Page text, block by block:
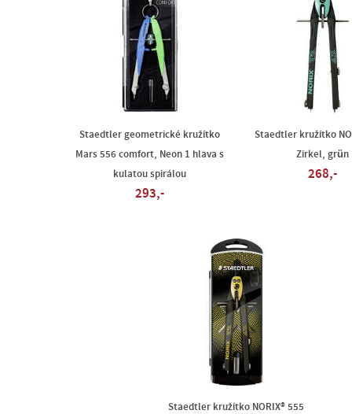
Staedtler geometrické kružítko
Mars 556 comfort, Neon 1 hlava s
kulatou spirálou
293,-
Staedtler kružítko
Zirkel, grün
268,-
Staedtler kružítko NORIX® 555